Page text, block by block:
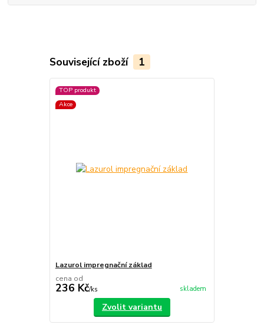
Související zboží 1
TOP produkt
Akce
Lazurol impregnační základ
cena od
236 Kč/ks skladem
Zvolit variantu